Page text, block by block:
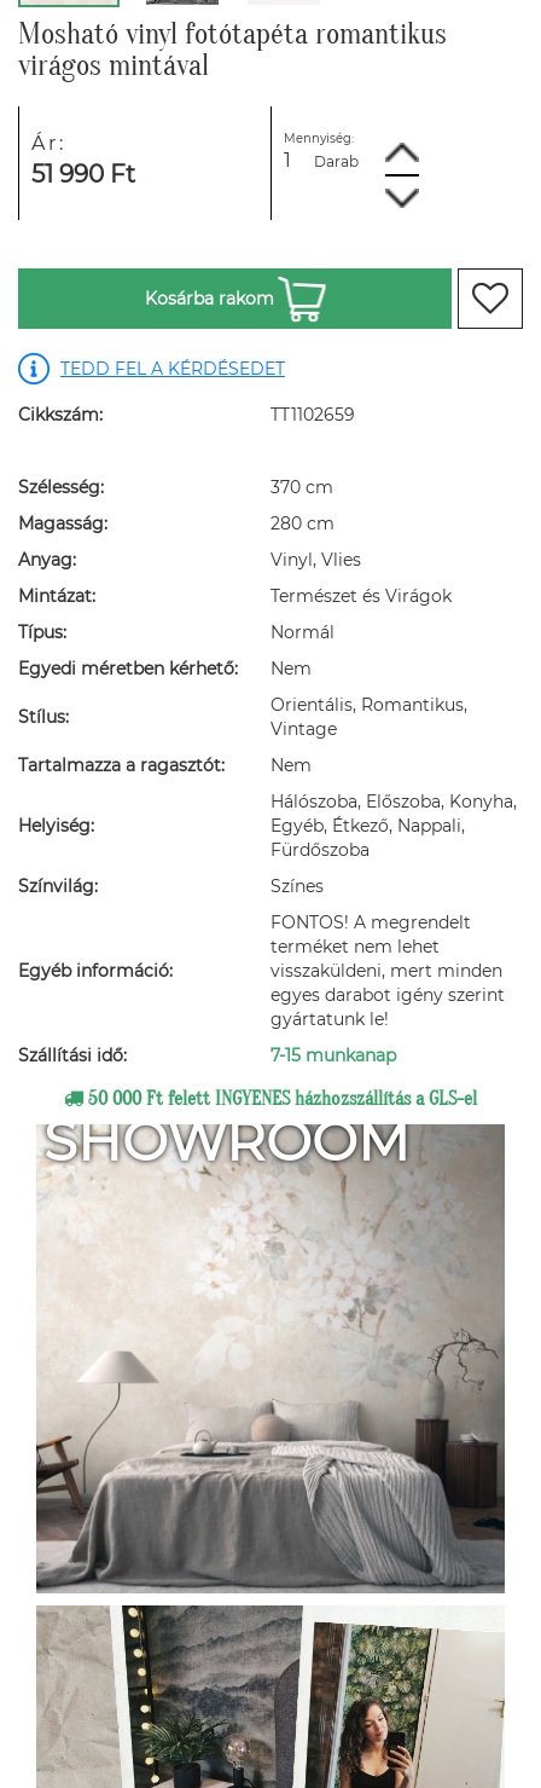
Mosható vinyl fotótapéta romantikus
virágos mintával
Ár:
51 990 Ft
Mennyiség:
Darab
Kosárba rakom
TEDD FEL A KÉRDÉSEDET
Cikkszám: TT1102659
Szélesség:
370 cm
Magasság:
280 cm
Anyag:
Vinyl, Vlies
Mintázat:
Természet és Virágok
Típus:
Normál
Egyedi méretben kérhető:
Nem
Stílus:
Orientális, Romantikus,
Vintage
Tartalmazza a ragasztót:
Nem
Helyiség:
Hálószoba, Előszoba, Konyha,
Egyéb, Étkező, Nappali,
Fürdőszoba
Színvilág:
Színes
Egyéb információ:
FONTOS! A megrendelt
terméket nem lehet
visszaküldeni, mert minden
egyes darabot igény szerint
gyártatunk le!
Szállítási idő:
7-15 munkanap
50 000 Ft felett INGYENES házhozszállítás a GLS-el
SHOWROOM